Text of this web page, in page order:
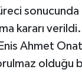
kararı
Ahmet
olduğu